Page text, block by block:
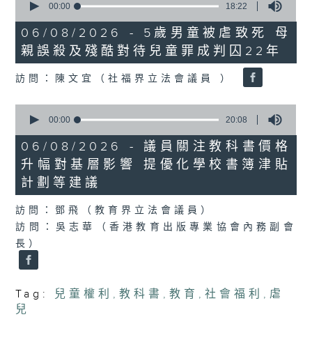
seconds
18
minutes,
22
seconds
00:00 18:22
06/08/2026 - 5歲男童被虐致死 母
親誤殺及殘酷對待兒童罪成判囚22年
訪問：陳文宜（社福界立法會議員 ）
seconds
20
minutes,
8
seconds
00:00 20:08
06/08/2026 - 議員關注教科書價格
升幅對基層影響 提優化學校書簿津貼
計劃等建議
訪問：鄧飛（教育界立法會議員）
訪問：吳志華（香港教育出版專業協會內務副會
長）
Tag: 兒童權利 ,教科書 ,教育 ,社會福利 , 虐
兒